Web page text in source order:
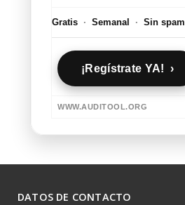
Gratis · Semanal · Sin spam
¡Regístrate YA! ›
WWW.AUDITOOL.ORG
DATOS DE CONTACTO